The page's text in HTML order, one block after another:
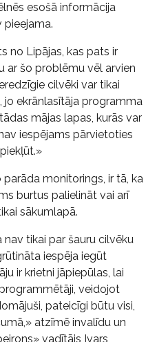
esošā informācija
no Lipājas, kas pats ir
ar šo problēmu vēl arvien
cilvēki var tikai
ekrānlasītāja programma
mājas lapas, kurās var
iespējams pārvietoties
monitorings, ir tā, ka
burtus palielināt vai arī
sākumlapā.
nav tikai par šauru cilvēku
iespēja iegūt
ir krietni jāpiepūlas, lai
veidojot
pateicīgi būtu visi,
atzīmē invalīdu un
vadītājs Ivars